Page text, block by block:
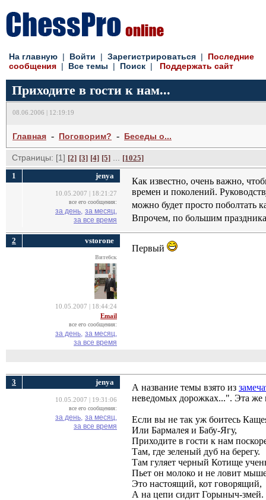
На главную | Войти | Зарегистрироваться | Последние
сообщения | Все темы | Поиск | Поддержать сайт
Приходите в гости к нам...
08.06.2006 | 12:19:19
Главная - Поговорим? - Беседы о...
Страницы: [1] [2] [3] [4] [5]
[1025]
1
jenya
10.05.2007 | 18:21:27
все его сообщения:
за день, за месяц,
за все время
Как известно, очень важно,
времен и поколений.
можно будет просто поболтать
Впрочем, по большим
2 vstorone
Витебск
10.05.2007 | 18:44:24
Email
все его сообщения:
за день, за месяц,
за все время
Первый
3 jenya
10.05.2007 | 19:31:06
все его сообщения:
за день, за месяц,
за все время
А название темы взято из
неведомых дорожках...". Эта же
Если вы не так уж боитесь
Или Бармалея и Бабу-Ягу,
Приходите в гости к нам
Там, где зеленый дуб на берегу.
Там гуляет черный Котище
Пьет он молоко и не ловит
Это настоящий, кот говорящий,
А на цепи сидит Горыныч-змей.